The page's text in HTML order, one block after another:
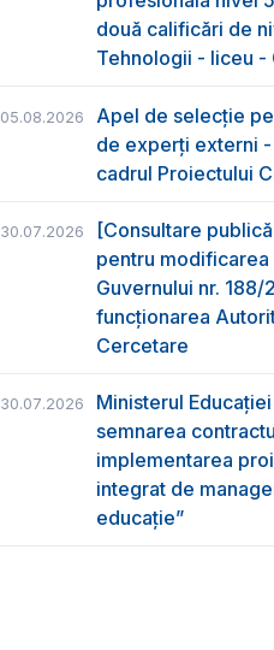
două calificări de
Tehnologii - liceu -
05.08.2026
Apel de selecție
de experți externi
cadrul Proiectului
30.07.2026
[Consultare
pentru
Guvernului nr.
funcţionarea
Cercetare
30.07.2026
Ministerul
semnarea
implementarea
integrat de
educație”